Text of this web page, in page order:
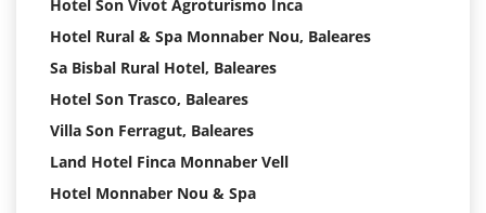
Hotel Son Vivot Agroturismo Inca
Hotel Rural & Spa Monnaber Nou, Baleares
Sa Bisbal Rural Hotel, Baleares
Hotel Son Trasco, Baleares
Villa Son Ferragut, Baleares
Land Hotel Finca Monnaber Vell
Hotel Monnaber Nou & Spa